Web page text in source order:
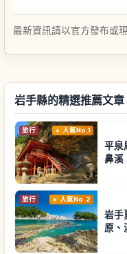
最新資訊請以官方發布或
岩手縣的精選推薦文章
旅行 人氣No.1
平泉
鼻溪
旅行 人氣No.2
岩手
原、